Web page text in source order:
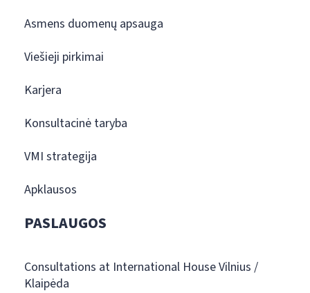
Asmens duomenų apsauga
Viešieji pirkimai
Karjera
Konsultacinė taryba
VMI strategija
Apklausos
PASLAUGOS
Consultations at International House Vilnius /
Klaipėda